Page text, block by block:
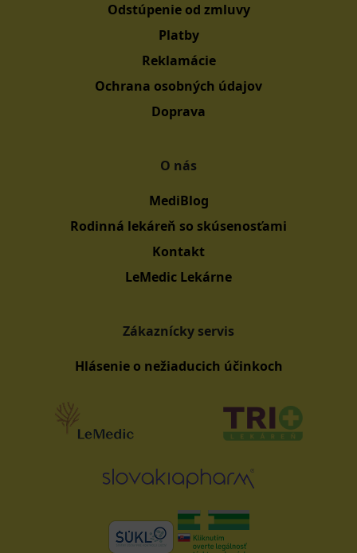
Odstúpenie od zmluvy
Platby
Reklamácie
Ochrana osobných údajov
Doprava
O nás
MediBlog
Rodinná lekáreň so skúsenosťami
Kontakt
LeMedic Lekárne
Zákaznícky servis
Hlásenie o nežiaducich účinkoch